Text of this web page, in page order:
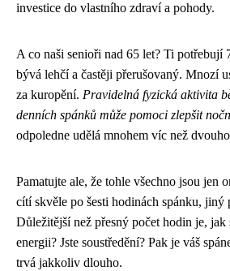
investice do vlastního zdraví a pohody.
A co naši senioři nad 65 let? Ti potřebují
bývá lehčí a častěji přerušovaný. Mnozí
za kuropění. Pravidelná fyzická aktivita
denních spánků může pomoci zlepšit
odpoledne udělá mnohem víc než
Pamatujte ale, že tohle všechno jsou jen
cítí skvěle po šesti hodinách spánku,
Důležitější než přesný počet hodin je, jak
energii? Jste soustředění? Pak je váš
trvá jakkoliv dlouho.